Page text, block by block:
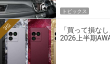
トピックス
「買って損な
2026上半期
3位